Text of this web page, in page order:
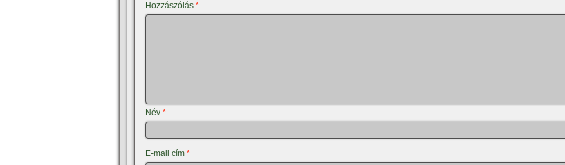
Hozzászólás *
Név *
E-mail cím *